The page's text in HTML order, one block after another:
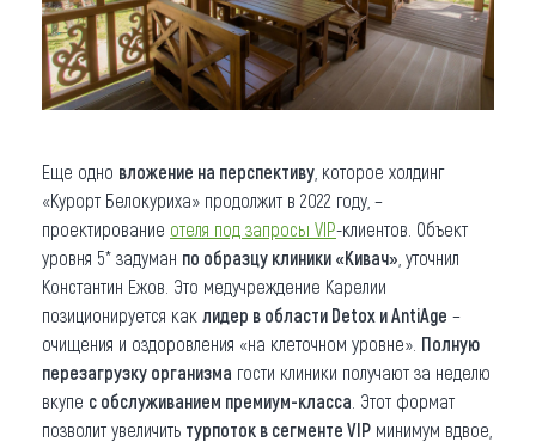
Еще одно вложение на перспективу , которое холдинг
«Курорт Белокуриха» продолжит в 2022 году, –
проектирование отеля под запросы VIP-клиентов. Объект
уровня 5* задуман по образцу клиники «Кивач» , уточнил
Константин Ежов. Это медучреждение Карелии
позиционируется как лидер в области Detox и AntiAge –
очищения и оздоровления «на клеточном уровне». Полную
перезагрузку организма гости клиники получают за неделю
вкупе с обслуживанием премиум-класса . Этот формат
позволит увеличить турпоток в сегменте VIP минимум вдвое,